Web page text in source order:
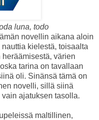
luna, todo
novellin aikana aloin
kielestä, toisaalta
värien
tarina on tavallaan
oli. Sinänsä tämä on
novelli, sillä siinä
ajatuksen tasolla.
maltillinen,